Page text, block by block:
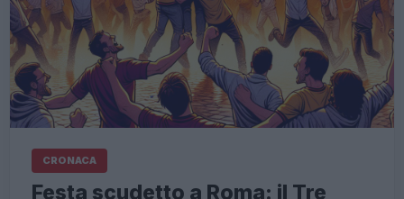
CRONACA
Festa scudetto a Roma: il Tre